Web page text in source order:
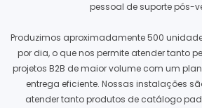
pessoal de suporte pós-
Produzimos aproximadamente 500
por dia, o que nos permite atender tanto
projetos B2B de maior volume com um
entrega eficiente. Nossas instalações
atender tanto produtos de catálogo